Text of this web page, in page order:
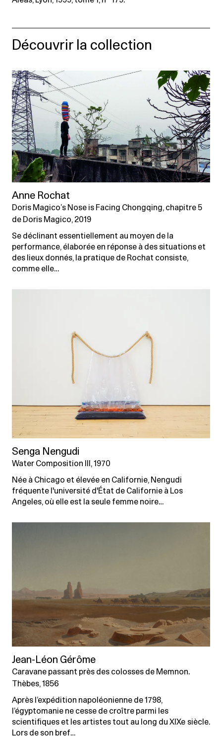
Découvrir la collection
Anne Rochat
Doris Magico’s Nose is Facing Chongqing, chapitre 5
de Doris Magico, 2019
Se déclinant essentiellement au moyen de la
performance, élaborée en réponse à des situations et
des lieux donnés, la pratique de Rochat consiste,
comme elle…
Senga Nengudi
Water Composition III, 1970
Née à Chicago et élevée en Californie, Nengudi
fréquente l'université d'État de Californie à Los
Angeles, où elle est la seule femme noire…
Jean-Léon Gérôme
Caravane passant près des colosses de Memnon.
Thèbes, 1856
Après l’expédition napoléonienne de 1798,
l’égyptomanie ne cesse de croître parmi les
scientifiques et les artistes tout au long du XIXe siècle.
Lors de son bref…